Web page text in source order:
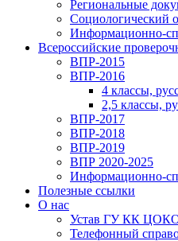
Региональные
Социологический
Информационно-
Всероссийские
ВПР-2015
ВПР-2016
4 классы,
2,5 классы,
ВПР-2017
ВПР-2018
ВПР-2019
ВПР 2020-2025
Информационно-
Полезные ссылки
О нас
Устав ГУ КК
Телефонный